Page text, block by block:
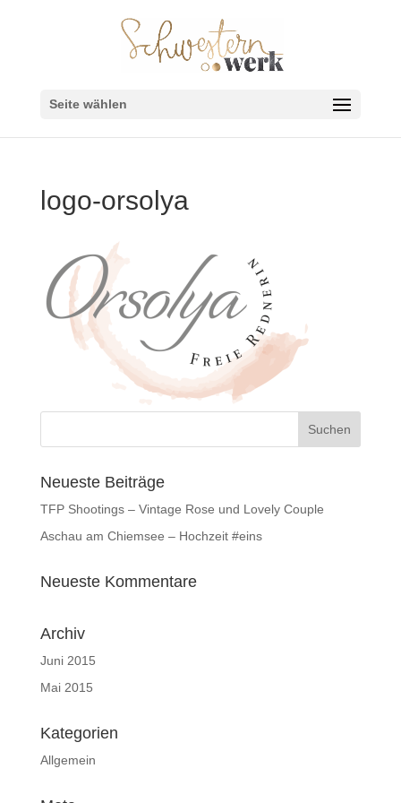
Seite wählen
logo-orsolya
Neueste Beiträge
TFP Shootings – Vintage Rose und Lovely Couple
Aschau am Chiemsee – Hochzeit #eins
Neueste Kommentare
Archiv
Juni 2015
Mai 2015
Kategorien
Allgemein